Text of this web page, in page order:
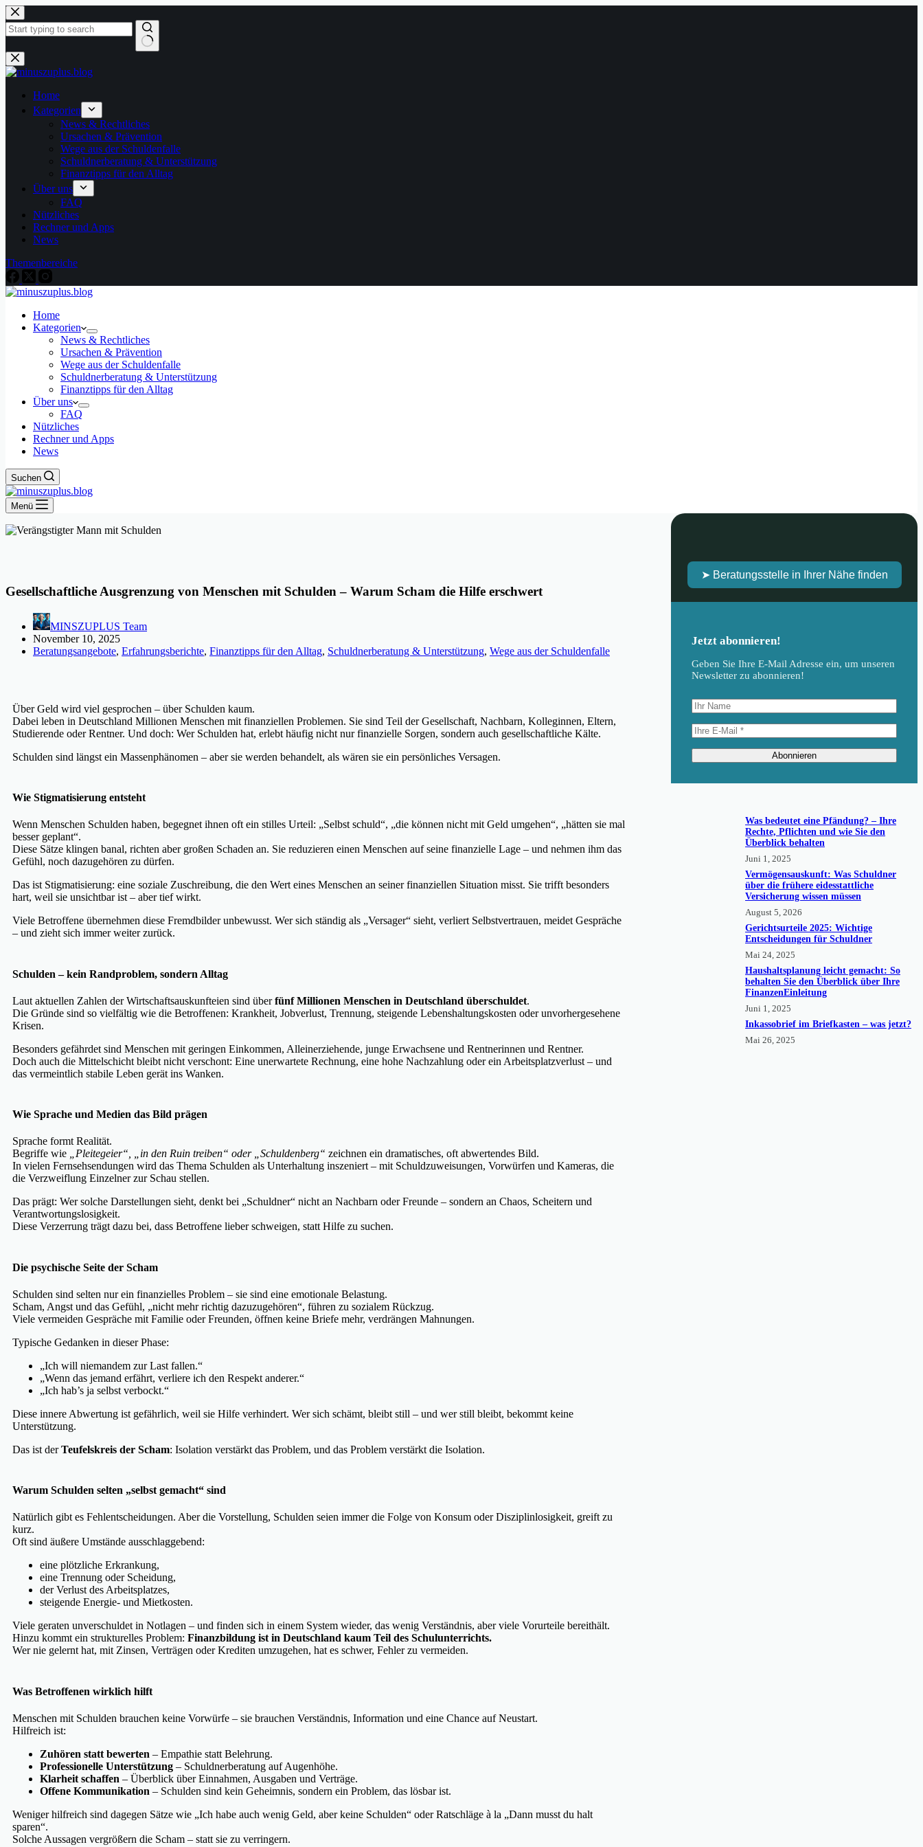
Home
Kategorien
News & Rechtliches
Ursachen & Prävention
Wege aus der Schuldenfalle
Schuldnerberatung & Unterstützung
Finanztipps für den Alltag
Über uns
FAQ
Nützliches
Rechner und Apps
News
Themenbereiche
Home
Kategorien
News & Rechtliches
Ursachen & Prävention
Wege aus der Schuldenfalle
Schuldnerberatung & Unterstützung
Finanztipps für den Alltag
Über uns
FAQ
Nützliches
Rechner und Apps
News
Suchen
Menü
Gesellschaftliche Ausgrenzung von Menschen mit Schulden – Warum Scham die Hilfe erschwert
MINSZUPLUS Team
November 10, 2025
Beratungsangebote, Erfahrungsberichte, Finanztipps für den Alltag, Schuldnerberatung & Unterstützung, Wege aus der Schuldenfalle
Über Geld wird viel gesprochen – über Schulden kaum.
Dabei leben in Deutschland Millionen Menschen mit finanziellen Problemen. Sie sind Teil der Gesellschaft, Nachbarn, Kolleginnen, Eltern,
Studierende oder Rentner. Und doch: Wer Schulden hat, erlebt häufig nicht nur finanzielle Sorgen, sondern auch gesellschaftliche Kälte.
Schulden sind längst ein Massenphänomen – aber sie werden behandelt, als wären sie ein persönliches Versagen.
Wie Stigmatisierung entsteht
Wenn Menschen Schulden haben, begegnet ihnen oft ein stilles Urteil: „Selbst schuld“, „die können nicht mit Geld umgehen“, „hätten sie mal
besser geplant“.
Diese Sätze klingen banal, richten aber großen Schaden an. Sie reduzieren einen Menschen auf seine finanzielle Lage – und nehmen ihm das
Gefühl, noch dazugehören zu dürfen.
Das ist Stigmatisierung: eine soziale Zuschreibung, die den Wert eines Menschen an seiner finanziellen Situation misst. Sie trifft besonders
hart, weil sie unsichtbar ist – aber tief wirkt.
Viele Betroffene übernehmen diese Fremdbilder unbewusst. Wer sich ständig als „Versager“ sieht, verliert Selbstvertrauen, meidet Gespräche
– und zieht sich immer weiter zurück.
Schulden – kein Randproblem, sondern Alltag
Laut aktuellen Zahlen der Wirtschaftsauskunfteien sind überfünf Millionen Menschen in Deutschland überschuldet.
Die Gründe sind so vielfältig wie die Betroffenen: Krankheit, Jobverlust, Trennung, steigende Lebenshaltungskosten oder unvorhergesehene
Krisen.
Besonders gefährdet sind Menschen mit geringen Einkommen, Alleinerziehende, junge Erwachsene und Rentnerinnen und Rentner.
Doch auch die Mittelschicht bleibt nicht verschont: Eine unerwartete Rechnung, eine hohe Nachzahlung oder ein Arbeitsplatzverlust – und
das vermeintlich stabile Leben gerät ins Wanken.
Wie Sprache und Medien das Bild prägen
Sprache formt Realität.
Begriffe wie
„Pleitegeier“, „in den Ruin treiben“ oder „Schuldenberg“ zeichnen ein dramatisches, oft abwertendes Bild.
In vielen Fernsehsendungen wird das Thema Schulden als Unterhaltung inszeniert – mit Schuldzuweisungen, Vorwürfen und Kameras, die
die Verzweiflung Einzelner zur Schau stellen.
Das prägt: Wer solche Darstellungen sieht, denkt bei „Schuldner“ nicht an Nachbarn oder Freunde – sondern an Chaos, Scheitern und
Verantwortungslosigkeit.
Diese Verzerrung trägt dazu bei, dass Betroffene lieber schweigen, statt Hilfe zu suchen.
Die psychische Seite der Scham
Schulden sind selten nur ein finanzielles Problem – sie sind eine emotionale Belastung.
Scham, Angst und das Gefühl, „nicht mehr richtig dazuzugehören“, führen zu sozialem Rückzug.
Viele vermeiden Gespräche mit Familie oder Freunden, öffnen keine Briefe mehr, verdrängen Mahnungen.
Typische Gedanken in dieser Phase:
„Ich will niemandem zur Last fallen.“
„Wenn das jemand erfährt, verliere ich den Respekt anderer.“
„Ich hab’s ja selbst verbockt.“
Diese innere Abwertung ist gefährlich, weil sie Hilfe verhindert. Wer sich schämt, bleibt still – und wer still bleibt, bekommt keine
Unterstützung.
Das ist derTeufelskreis der Scham: Isolation verstärkt das Problem, und das Problem verstärkt die Isolation.
Warum Schulden selten „selbst gemacht“ sind
Natürlich gibt es Fehlentscheidungen. Aber die Vorstellung, Schulden seien immer die Folge von Konsum oder Disziplinlosigkeit, greift zu
kurz.
Oft sind äußere Umstände ausschlaggebend:
eine plötzliche Erkrankung,
eine Trennung oder Scheidung,
der Verlust des Arbeitsplatzes,
steigende Energie- und Mietkosten.
Viele geraten unverschuldet in Notlagen – und finden sich in einem System wieder, das wenig Verständnis, aber viele Vorurteile bereithält.
Hinzu kommt ein strukturelles Problem: Finanzbildung ist in Deutschland kaum Teil des Schulunterrichts.
Wer nie gelernt hat, mit Zinsen, Verträgen oder Krediten umzugehen, hat es schwer, Fehler zu vermeiden.
Was Betroffenen wirklich hilft
Menschen mit Schulden brauchen keine Vorwürfe – sie brauchen Verständnis, Information und eine Chance auf Neustart.
Hilfreich ist:
Zuhören statt bewerten – Empathie statt Belehrung.
Professionelle Unterstützung – Schuldnerberatung auf Augenhöhe.
Klarheit schaffen – Überblick über Einnahmen, Ausgaben und Verträge.
Offene Kommunikation – Schulden sind kein Geheimnis, sondern ein Problem, das lösbar ist.
Weniger hilfreich sind dagegen Sätze wie „Ich habe auch wenig Geld, aber keine Schulden“ oder Ratschläge à la „Dann musst du halt
sparen“.
Solche Aussagen vergrößern die Scham – statt sie zu verringern.
➤ Beratungsstelle in Ihrer Nähe finden
Jetzt abonnieren!
Geben Sie Ihre E-Mail Adresse ein, um unseren
Newsletter zu abonnieren!
Abonnieren
Was bedeutet eine Pfändung? – Ihre
Rechte, Pflichten und wie Sie den
Überblick behalten
Juni 1, 2025
Vermögensauskunft: Was Schuldner
über die frühere eidesstattliche
Versicherung wissen müssen
August 5, 2026
Gerichtsurteile 2025: Wichtige
Entscheidungen für Schuldner
Mai 24, 2025
Haushaltsplanung leicht gemacht: So
behalten Sie den Überblick über Ihre
FinanzenEinleitung
Juni 1, 2025
Inkassobrief im Briefkasten – was jetzt?
Mai 26, 2025